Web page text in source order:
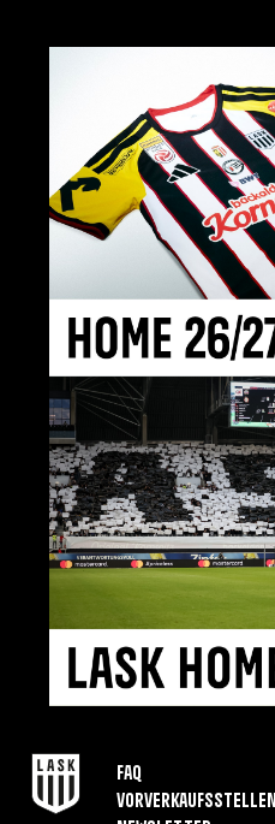
FAQ
Vorverkaufsstellen